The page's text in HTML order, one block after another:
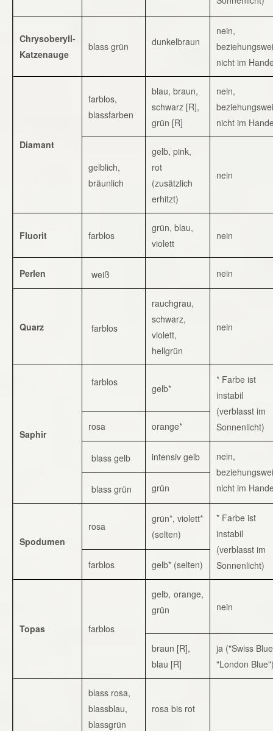
Chrysoberyll-
Katzenauge
blass grün dunkelbraun
nein,
nicht im
Diamant
farblos,
blassfarben
blau, braun,
schwarz [R],
grün [R]
nein,
nicht im
gelblich,
bräunlich
gelb, pink,
rot
(zusätzlich
erhitzt)
nein
Fluorit farblos
grün, blau,
violett
nein
Perlen weiß nein
Quarz farblos
rauchgrau,
schwarz,
violett,
hellgrün
nein
Saphir
farblos
gelb*
* Farbe ist
instabil
(verblasst im
Sonnenlicht)
rosa orange*
blass gelb intensiv gelb
nein,
nicht im
blass grün grün
Spodumen
rosa
grün*, violett*
(selten)
* Farbe ist
instabil
(verblasst im
Sonnenlicht)
farblos gelb* (selten)
Topas farblos
gelb, orange,
grün
nein
braun [R],
blau [R]
ja ("Swiss
"London
blass rosa,
blassblau,
blassgrün
rosa bis rot